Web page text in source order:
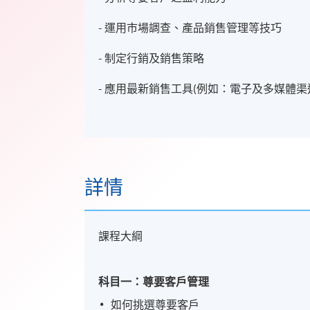
- 運用市場調查、產品銷售管理等技巧
- 制定行銷及銷售策略
- 應用最新銷售工具(例如：電子及多媒體渠
詳情
課程大綱
科目一：尊要客戶管理
如何挑選尊要客戶